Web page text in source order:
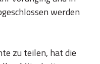
werden
zu teilen, hat die